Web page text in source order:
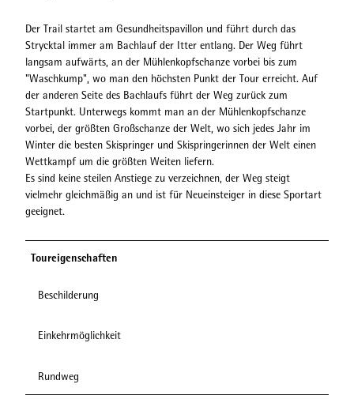
Der Trail startet am Gesundheitspavillon und führt durch das
Strycktal immer am Bachlauf der Itter entlang. Der Weg führt
langsam aufwärts, an der Mühlenkopfschanze vorbei bis zum
"Waschkump", wo man den höchsten Punkt der Tour erreicht. Auf
der anderen Seite des Bachlaufs führt der Weg zurück zum
Startpunkt. Unterwegs kommt man an der Mühlenkopfschanze
vorbei, der größten Großschanze der Welt, wo sich jedes Jahr im
Winter die besten Skispringer und Skispringerinnen der Welt einen
Wettkampf um die größten Weiten liefern.
Es sind keine steilen Anstiege zu verzeichnen, der Weg steigt
vielmehr gleichmäßig an und ist für Neueinsteiger in diese Sportart
geeignet.
Toureigenschaften
Beschilderung
Einkehrmöglichkeit
Rundweg